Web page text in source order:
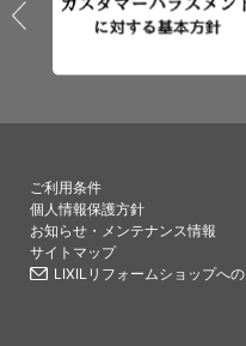
ご利用条件
個人情報保護方針
お知らせ・メンテナンス情報
サイトマップ
LIXILリフォームショップへ